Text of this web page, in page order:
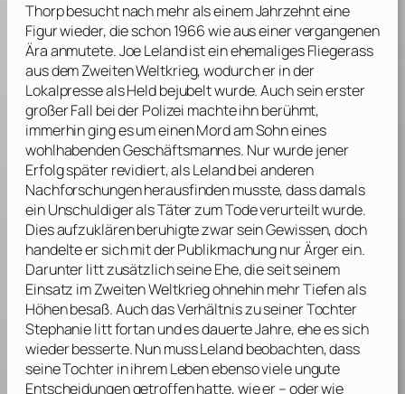
Thorpbesucht nach mehr als einem Jahrzehnt eine
Figur wieder, die schon 1966 wie aus einer vergangenen
Ära anmutete. Joe Leland ist ein ehemaliges Fliegerass
aus dem Zweiten Weltkrieg, wodurch er in der
Lokalpresse als Held bejubelt wurde. Auch sein erster
großer Fall bei der Polizei machte ihn berühmt,
immerhin ging es um einen Mord am Sohn eines
wohlhabenden Geschäftsmannes. Nur wurde jener
Erfolg später revidiert, als Leland bei anderen
Nachforschungen herausfinden musste, dass damals
ein Unschuldiger als Täter zum Tode verurteilt wurde.
Dies aufzuklären beruhigte zwar sein Gewissen, doch
handelte er sich mit der Publikmachung nur Ärger ein.
Darunter litt zusätzlich seine Ehe, die seit seinem
Einsatz im Zweiten Weltkrieg ohnehin mehr Tiefen als
Höhen besaß. Auch das Verhältnis zu seiner Tochter
Stephanie litt fortan und es dauerte Jahre, ehe es sich
wieder besserte. Nun muss Leland beobachten, dass
seine Tochter in ihrem Leben ebenso viele ungute
Entscheidungen getroffen hatte, wie er – oder wie